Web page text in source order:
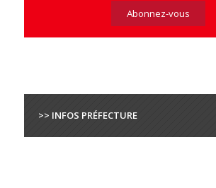
>> INFOS PRÉFECTURE